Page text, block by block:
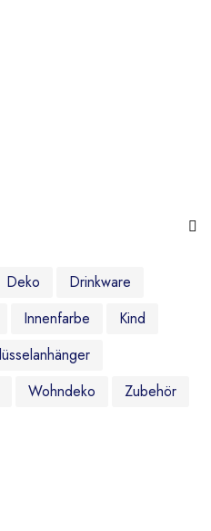
Deko
Drinkware
Innenfarbe
Kind
Wohndeko Zubehör